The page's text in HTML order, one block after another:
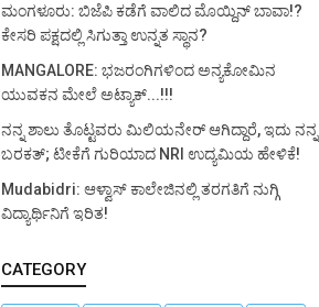
ಮಂಗಳೂರು: ಬಿಜೆಪಿ ಕಡೆಗೆ ವಾಲಿದ ಮೊಯ್ದಿನ್ ಬಾವಾ!?
ಕೇಸರಿ ಪಕ್ಷದಲ್ಲಿ ಸಿಗುತ್ತಾ ಉನ್ನತ ಸ್ಥಾನ?
MANGALORE: ಭಜರಂಗಿಗಳಿಂದ ಅನ್ಯಕೋಮಿನ
ಯುವಕನ ಮೇಲೆ ಅಟ್ಯಾಕ್...!!!
ನನ್ನ ಶಾಲು ತೊಟ್ಟವರು ಮಿಲಿಯನೇರ್ ಆಗಿದ್ದಾರೆ, ಇದು ನನ್ನ
ಬರಕತ್; ಟೀಕೆಗೆ ಗುರಿಯಾದ NRI ಉದ್ಯಮಿಯ ಹೇಳಿಕೆ!
Mudabidri: ಆಳ್ವಾಸ್ ಕಾಲೇಜಿನಲ್ಲಿ ತರಗತಿಗೆ ನುಗ್ಗಿ
ವಿದ್ಯಾರ್ಥಿನಿಗೆ ಇರಿತ!
CATEGORY